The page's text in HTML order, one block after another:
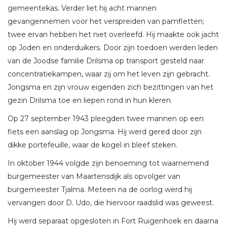
gemeentekas. Verder liet hij acht mannen
gevangennemen voor het verspreiden van pamfletten;
twee ervan hebben het niet overleefd. Hij maakte ook jacht
op Joden en onderduikers. Door zijn toedoen werden leden
van de Joodse familie Drilsma op transport gesteld naar
concentratiekampen, waar zij om het leven zijn gebracht.
Jongsma en zijn vrouw eigenden zich bezittingen van het
gezin Drilsma toe en liepen rond in hun kleren.
Op 27 september 1943 pleegden twee mannen op een
fiets een aanslag op Jongsma. Hij werd gered door zijn
dikke portefeuille, waar de kogel in bleef steken.
In oktober 1944 volgde zijn benoeming tot waarnemend
burgemeester van Maartensdijk als opvolger van
burgemeester Tjalma. Meteen na de oorlog werd hij
vervangen door D. Udo, die hiervoor raadslid was geweest.
Hij werd separaat opgesloten in Fort Ruigenhoek en daarna